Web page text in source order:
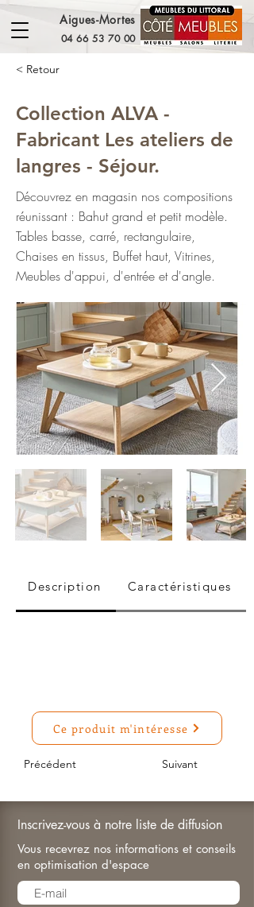
04 66 53 70 00
Aigues-Mortes
< Retour
Collection ALVA -
Fabricant Les ateliers de
langres - Séjour.
Découvrez en magasin nos compositions
réunissant : Bahut grand et petit modèle.
Tables basse, carré, rectangulaire,
Chaises en tissus, Buffet haut, Vitrines,
Meubles d'appui, d'entrée et d'angle.
Description Caractéristiques
Ce produit m'intéresse
Précédent Suivant
Inscrivez-vous à notre liste de diffusion
Vous recevrez nos informations et conseils
en optimisation d'espace